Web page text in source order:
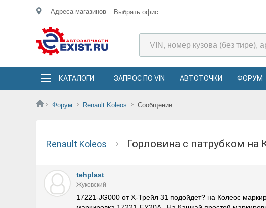
Адреса магазинов Выбрать офис
КАТАЛОГИ ЗАПРОС ПО VIN АВТОТОЧКИ ФОРУМ
Форум Renault Koleos Сообщение
Renault Koleos Горловина с патрубком
tehplast
Жуковский
17221-JG000 от Х-Трейл 31 подойдет? на Колеос